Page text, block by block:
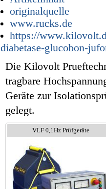
originalquelle
www.rucks.de
https://
diabetase-glucobon-
Die Kilovolt
tragbare
Geräte zur
gelegt.
VLF 0,1Hz Prüfgeräte